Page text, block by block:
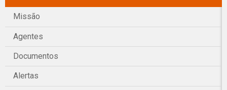
Missão
Agentes
Documentos
Alertas